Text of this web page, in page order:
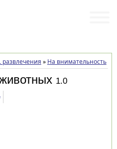
развлечения » На внимательность
1.0